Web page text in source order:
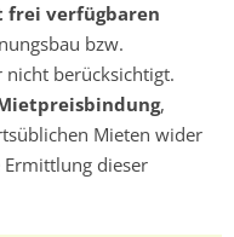
frei verfügbaren
bzw.
berücksichtigt.
,
Mieten wider
dieser